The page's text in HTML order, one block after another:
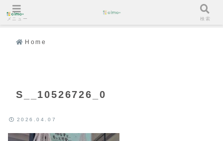
Home
S__10526726_0
2026.04.07
メニュー 検索